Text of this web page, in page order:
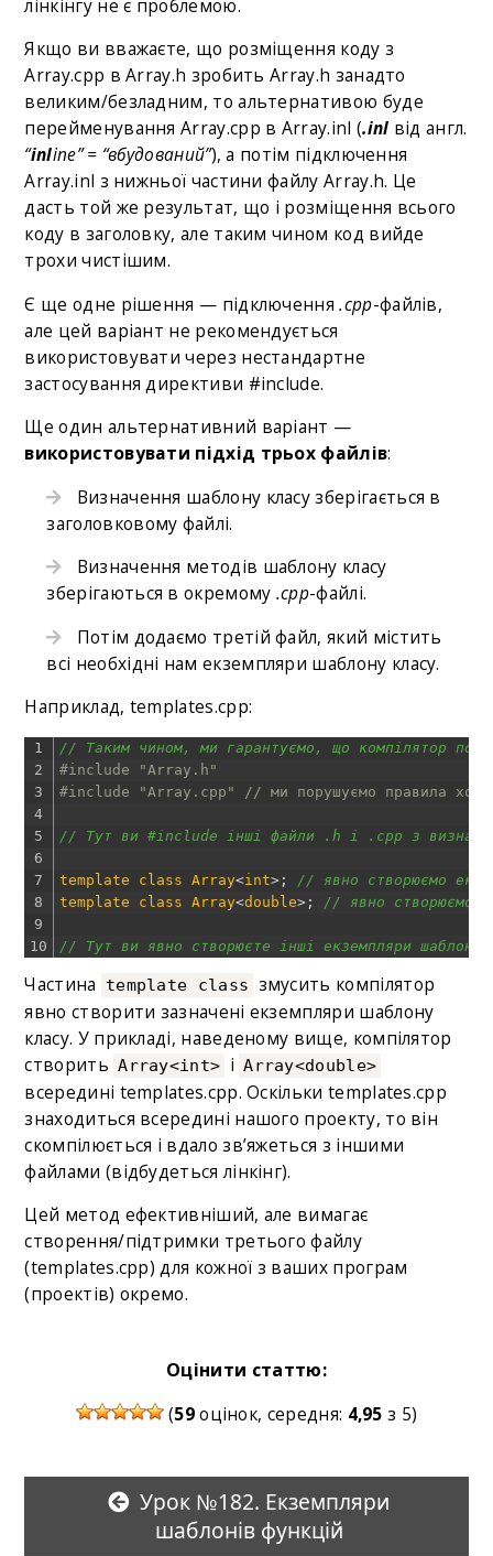
лінкінгу не є проблемою.
Якщо ви вважаєте, що розміщення коду з
Array.cpp в Array.h зробить Array.h занадто
великим/безладним, то альтернативою буде
перейменування Array.cpp в Array.inl (.inl від англ.
“inline” = “вбудований”), а потім підключення
Array.inl з нижньої частини файлу Array.h. Це
дасть той же результат, що і розміщення всього
коду в заголовку, але таким чином код вийде
трохи чистішим.
Є ще одне рішення — підключення.cpp-файлів,
але цей варіант не рекомендується
використовувати через нестандартне
застосування директиви #include.
Ще один альтернативний варіант —
використовувати підхід трьох файлів:
Визначення шаблону класу зберігається в
заголовковому файлі.
Визначення методів шаблону класу
зберігаються в окремому .cpp-файлі.
Потім додаємо третій файл, який містить
всі необхідні нам екземпляри шаблону класу.
Наприклад, templates.cpp:
1
2
3
4
5
6
7
8
9
10
// Таким чином, ми гарантуємо, що компілятор
#include "Array.h"
#include "Array.cpp" // ми порушуємо правила
// Тут ви #include інші файли .h і .cpp з
template class Array<int> ;
// явно створюємо
template
class Array<double> ; // явно створюємо
// Тут ви явно створюєте інші екземпляри
Частина template class змусить компілятор
явно створити зазначені екземпляри шаблону
класу. У прикладі, наведеному вище, компілятор
створить Array<int> і Array<double>
всередині templates.cpp. Оскільки templates.cpp
знаходиться всередині нашого проекту, то він
скомпілюється і вдало зв’яжеться з іншими
файлами (відбудеться лінкінг).
Цей метод ефективніший, але вимагає
створення/підтримки третього файлу
(templates.cpp) для кожної з ваших програм
(проектів) окремо.
Оцінити статтю:
(59оцінок, середня: 4,95 з 5)
Урок №182. Екземпляри
шаблонів функцій